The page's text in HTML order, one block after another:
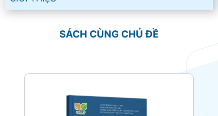
SÁCH CÙNG CHỦ ĐỀ